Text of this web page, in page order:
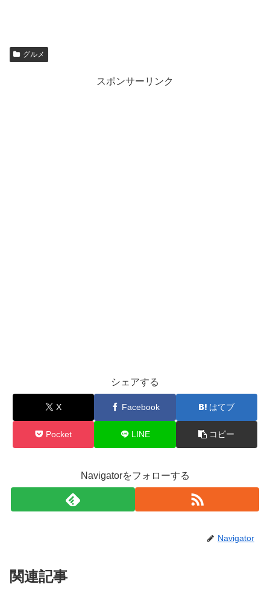
グルメ
スポンサーリンク
シェアする
X Facebook はてブ
Pocket LINE コピー
Navigatorをフォローする
Navigator
関連記事